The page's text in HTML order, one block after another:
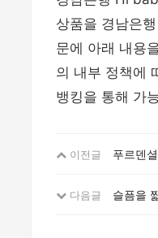
상품을 경남은
문에 아래 내용
의 내부 정책에
뱅킹을 통해 가
이전글 푸르덴
다음글 슬픔을